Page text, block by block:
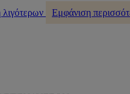
Εμφάνιση